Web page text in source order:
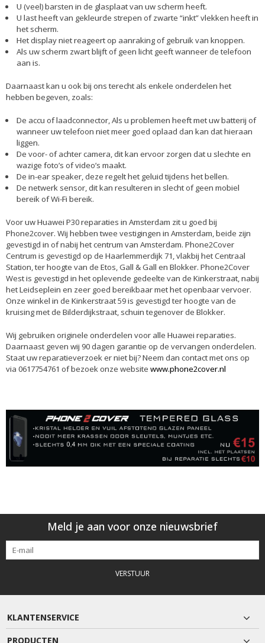
U (veel) barsten in de glasplaat van uw scherm heeft.
U last heeft van gekleurde strepen of zwarte “inkt” vlekken heeft in
het scherm.
Het display niet reageert op aanraking of gebruik van knoppen.
Als uw scherm zwart blijft of geen licht geeft wanneer de telefoon
aan is.
Daarnaast kan u ook bij ons terecht als enkele onderdelen het
hebben begeven, zoals:
De accu of laadconnector, Als u problemen heeft met uw batterij of
wanneer uw telefoon niet meer goed oplaad dan kan dat hieraan
liggen.
De voor- of achter camera, dit kan ervoor zorgen dat u slechte en
wazige foto’s of video’s maakt.
De in-ear speaker, deze regelt het geluid tijdens het bellen.
De netwerk sensor, dit kan resulteren in slecht of geen mobiel
bereik of Wi-Fi bereik.
Voor uw Huawei P30 reparaties in Amsterdam zit u goed bij
Phone2cover. Wij hebben twee vestigingen in Amsterdam, beide zijn
gevestigd in of nabij het centrum van Amsterdam. Phone2Cover
Centrum is gevestigd op de Haarlemmerdijk 71, vlakbij het Centraal
Station, ter hoogte van de Etos, Gall & Gall en Blokker. Phone2Cover
West is gevestigd in het oplevende gedeelte van de Kinkerstraat, nabij
het Leidseplein en zeer goed bereikbaar met het openbaar vervoer.
Onze winkel in de Kinkerstraat 59 is gevestigd ter hoogte van de
kruising met de Bilderdijkstraat, schuin tegenover de Blokker.
Wij gebruiken originele onderdelen voor alle Huawei reparaties.
Daarnaast geven wij 90 dagen garantie op de vervangen onderdelen.
Staat uw reparatieverzoek er niet bij? Neem dan contact met ons op
via 0617754761 of bezoek onze website www.phone2cover.nl
Meld je aan voor onze nieuwsbrief
VERSTUUR
KLANTENSERVICE
PRODUCTEN